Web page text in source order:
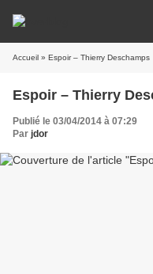
Accueil » Espoir – Thierry Deschamps
Espoir – Thierry
Publié le 03/04/2014 à 07:29
Par jdor